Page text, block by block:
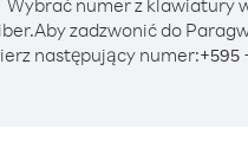
Wybrać numer z klawiatury
Aby zadzwonić do
następujący numer:+595